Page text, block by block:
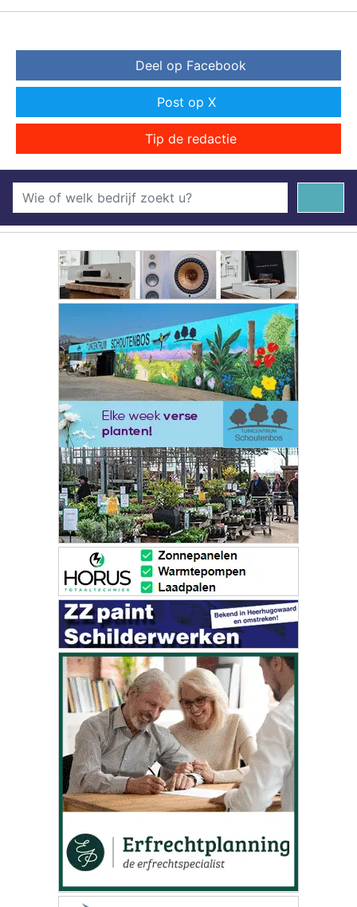
Deel op Facebook
Post op X
Tip de redactie